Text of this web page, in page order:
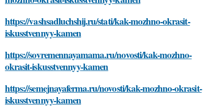
https://vashsadluchshij.ru/stati/kak-mozhno-okrasit-
iskusstvennyy-kamen
https://sovremennayamama.ru/novosti/kak-mozhno-
okrasit-iskusstvennyy-kamen
https://semejnayaferma.ru/novosti/kak-mozhno-okrasit-
iskusstvennyy-kamen